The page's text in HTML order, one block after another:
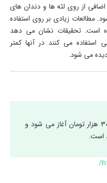
از روی لثه ها و دندان های
مطالعات زیادی بر روی استفاده
است. تحقیقات نشان می دهد
استفاده می کنند در آنها کمتر
می شود.
قیمت پستانک ژله ای حداقل از 30 هزار تومان آغاز می شود و
است.